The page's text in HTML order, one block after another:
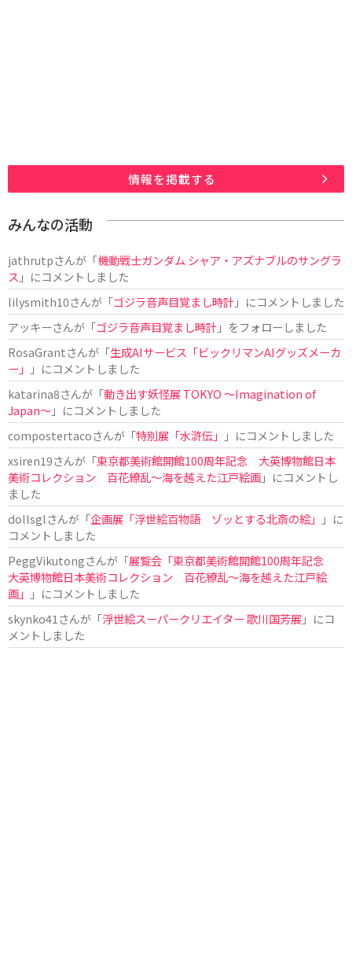
情報を掲載する
みんなの活動
jathrutpさんが「機動戦士ガンダム シャア・アズナブルのサングラ
ス 」にコメントしました
lilysmith10さんが「ゴジラ音声目覚まし時計」にコメントしました
アッキーさんが「ゴジラ音声目覚まし時計」をフォローしました
RosaGrantさんが「生成AIサービス「ビックリマンAIグッズメーカ
ー」
」にコメントしました
katarina8さんが「動き出す妖怪展 TOKYO 〜Imagination of
Japan〜」にコメントしました
compostertacoさんが「特別展「水滸伝」
」にコメントしました
xsiren19さんが「東京都美術館開館100周年記念 大英博物館日本
美術コレクション 百花繚乱～海を越えた江戸絵画」にコメントし
ました
dollsglさんが「企画展「浮世絵百物語 ゾッとする北斎の絵」
」に
コメントしました
PeggVikutongさんが「展覧会「東京都美術館開館100周年記念
大英博物館日本美術コレクション 百花繚乱〜海を越えた江戸絵
画」
」にコメントしました
skynko41さんが「浮世絵スーパークリエイター 歌川国芳展 」にコ
メントしました